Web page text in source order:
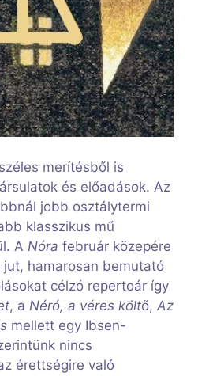
merítésből is
és előadások. Az
jobb osztálytermi
klasszikus mű
A Nóra február közepére
hamarosan bemutató
célzó repertoár így
, a Néró, a véres költő, Az
mellett egy Ibsen-
nincs
érettségire való